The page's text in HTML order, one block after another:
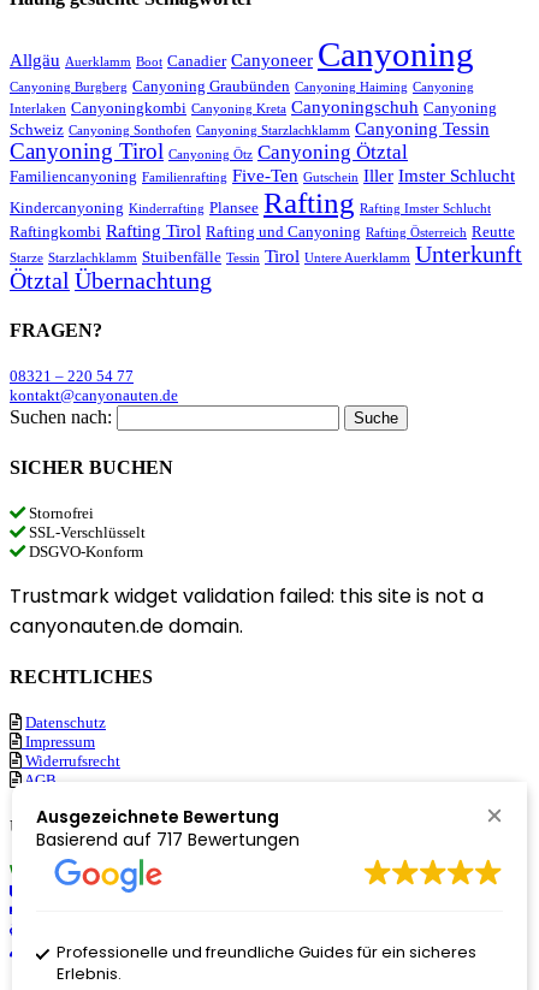
Allgäu Auerklamm Boot Canadier Canyoneer Canyoning
Canyoning Burgberg Canyoning Graubünden Canyoning Haiming Canyoning
Interlaken Canyoningkombi Canyoning Kreta Canyoningschuh Canyoning
Schweiz Canyoning Sonthofen Canyoning Starzlachklamm Canyoning Tessin
Canyoning Tirol Canyoning Ötz Canyoning Ötztal
Familiencanyoning Familienrafting Five-Ten Gutschein Iller Imster Schlucht
Kindercanyoning Kinderrafting Plansee Rafting Rafting Imster Schlucht
Raftingkombi Rafting Tirol Rafting und Canyoning Rafting Österreich Reutte
Starze Starzlachklamm Stuibenfälle Tessin Tirol Untere Auerklamm Unterkunft
Ötztal Übernachtung
FRAGEN?
08321 – 220 54 77
kontakt@canyonauten.de
Suchen nach:
SICHER BUCHEN
Stornofrei
SSL-Verschlüsselt
DSGVO-Konform
Trustmark widget validation failed: this site is not a
canyonauten.de domain.
RECHTLICHES
Datenschutz
Impressum
Widerrufsrecht
AGB
ÜBER UNS
Nachhaltigkeit
Jobs
© 2024 Canyonauten GmbH – Änderungen und Irrtümer vorbehalten
Ausgezeichnete Bewertung
Basierend auf 717 Bewertungen
Professionelle und freundliche Guides für ein sicheres
Erlebnis.